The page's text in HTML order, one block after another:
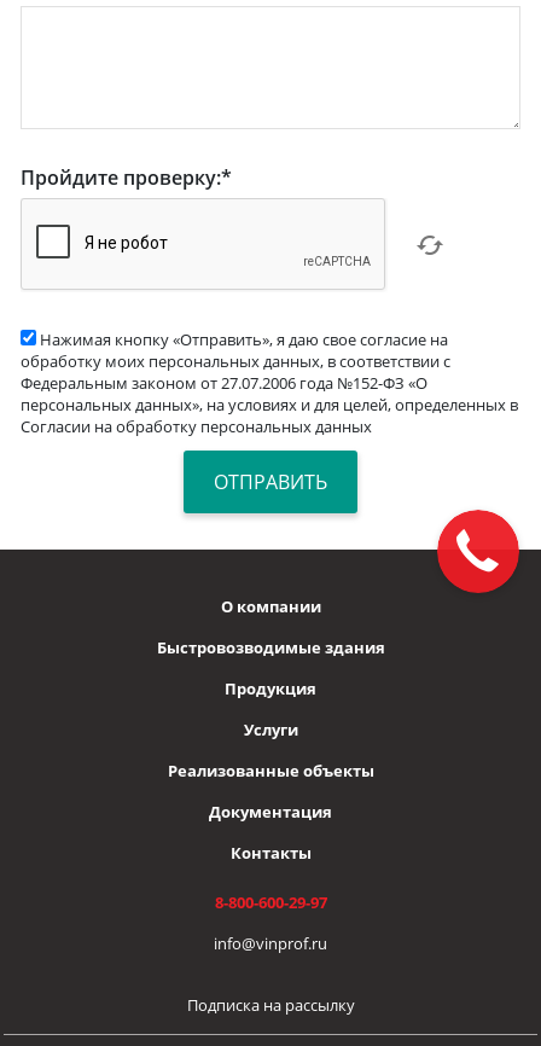
Пройдите проверку:*
Нажимая кнопку «Отправить», я даю свое согласие на
обработку моих персональных данных, в соответствии с
Федеральным законом от 27.07.2006 года №152-ФЗ «О
персональных данных», на условиях и для целей, определенных в
Согласии на обработку персональных данных
О компании
Быстровозводимые здания
Продукция
Услуги
Реализованные объекты
Документация
Контакты
8-800-600-29-97
info@vinprof.ru
Подписка на рассылку